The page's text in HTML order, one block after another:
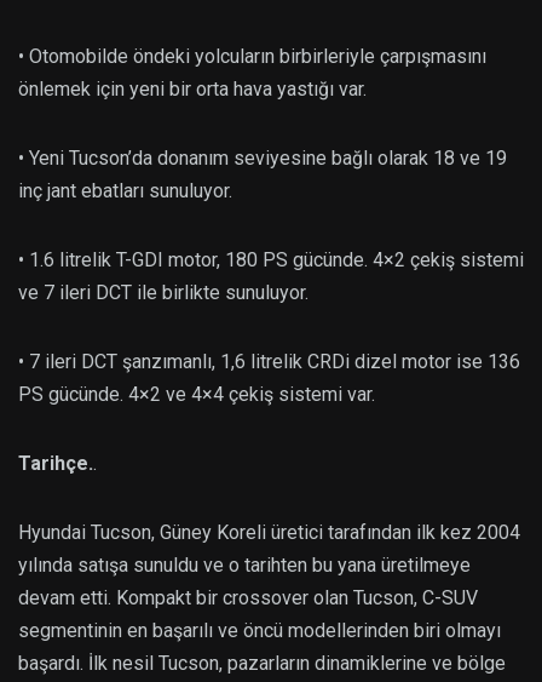
• Otomobilde öndeki yolcuların birbirleriyle çarpışmasını
önlemek için yeni bir orta hava yastığı var.
• Yeni Tucson’da donanım seviyesine bağlı olarak 18 ve 19
inç jant ebatları sunuluyor.
• 1.6 litrelik T-GDI motor, 180 PS gücünde. 4×2 çekiş sistemi
ve 7 ileri DCT ile birlikte sunuluyor.
• 7 ileri DCT şanzımanlı, 1,6 litrelik CRDi dizel motor ise 136
PS gücünde. 4×2 ve 4×4 çekiş sistemi var.
Tarihçe..
Hyundai Tucson, Güney Koreli üretici tarafından ilk kez 2004
yılında satışa sunuldu ve o tarihten bu yana üretilmeye
devam etti. Kompakt bir crossover olan Tucson, C-SUV
segmentinin en başarılı ve öncü modellerinden biri olmayı
başardı. İlk nesil Tucson, pazarların dinamiklerine ve bölge